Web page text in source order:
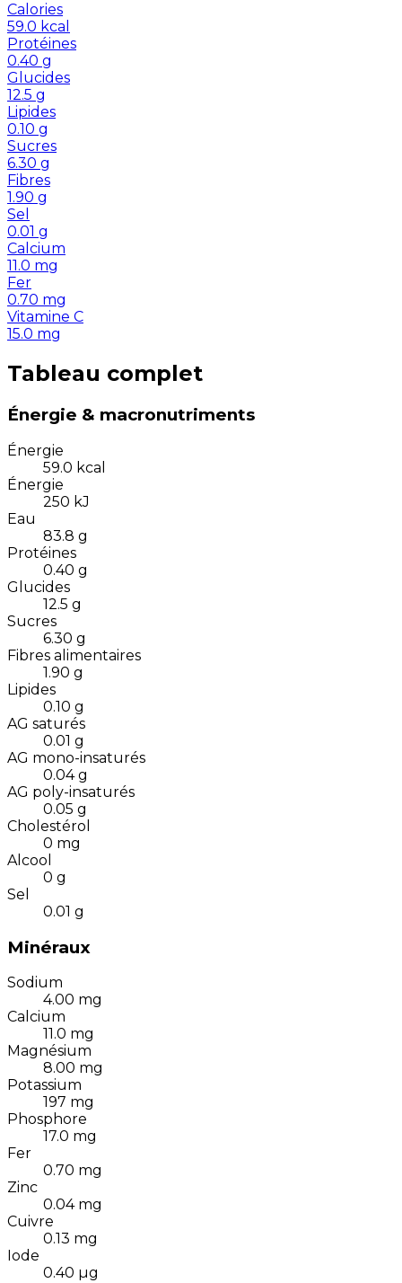
Calories
59.0 kcal
Protéines
0.40 g
Glucides
12.5 g
Lipides
0.10 g
Sucres
6.30 g
Fibres
1.90 g
Sel
0.01 g
Calcium
11.0 mg
Fer
0.70 mg
Vitamine C
15.0 mg
Tableau complet
Énergie & macronutriments
Énergie
59.0 kcal
Énergie
250 kJ
Eau
83.8 g
Protéines
0.40 g
Glucides
12.5 g
Sucres
6.30 g
Fibres alimentaires
1.90 g
Lipides
0.10 g
AG saturés
0.01 g
AG mono-insaturés
0.04 g
AG poly-insaturés
0.05 g
Cholestérol
0 mg
Alcool
0 g
Sel
0.01 g
Minéraux
Sodium
4.00 mg
Calcium
11.0 mg
Magnésium
8.00 mg
Potassium
197 mg
Phosphore
17.0 mg
Fer
0.70 mg
Zinc
0.04 mg
Cuivre
0.13 mg
Iode
0.40 µg